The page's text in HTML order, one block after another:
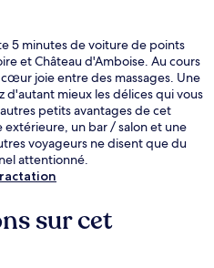
5 minutes de voiture de points
et Château d'Amboise. Au cours
joie entre des massages. Une
mieux les délices qui vous
petits avantages de cet
un bar / salon et une
voyageurs ne disent que du
attentionné.
sur cet